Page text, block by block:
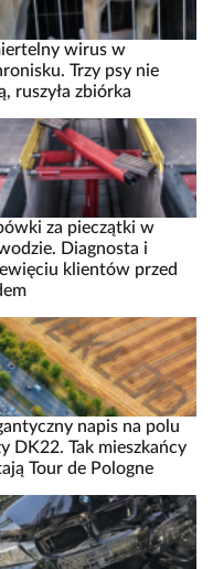
wirus w
Trzy psy nie
ruszyła zbiórka
za pieczątki w
Diagnosta i
klientów przed
napis na polu
DK22. Tak mieszkańcy
Tour de Pologne